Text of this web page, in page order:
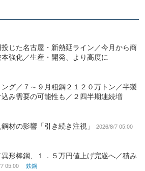
じた名古屋・新熱延ライン／今月から商
強化／生産・開発、より高度に
グ／７～９月粗鋼２１２０万トン／半製
み需要の可能性も／２四半期連続増
材の影響「引き続き注視」
2026/8/7 05:00
形棒鋼、１．５万円値上げ完遂へ／積み
05:00 鉄鋼